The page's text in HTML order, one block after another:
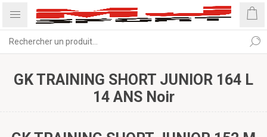
GK TRAINING SHORT JUNIOR 164 L
14 ANS Noir